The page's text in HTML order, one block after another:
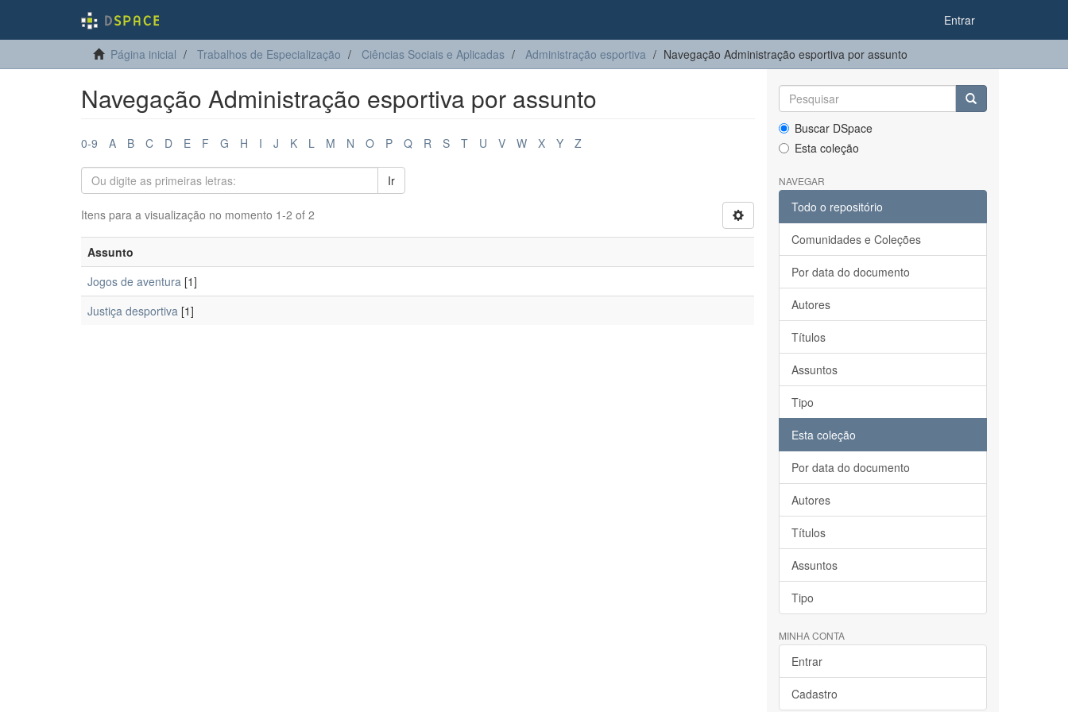
Entrar
Página inicial Trabalhos de Especialização Ciências Sociais e Aplicadas Administração esportiva Navegação Administração esportiva por assunto
Navegação Administração esportiva por assunto
0-9 A B C D E F G H I J K L M N O P Q R S T U V W X Y Z
Ir
Itens para a visualização no momento 1-2 of 2
Assunto
Jogos de aventura [1]
Justiça desportiva [1]
Buscar DSpace
Esta coleção
NAVEGAR
Todo o repositório
Comunidades e Coleções
Por data do documento
Autores
Títulos
Assuntos
Tipo
Esta coleção
Por data do documento
Autores
Títulos
Assuntos
Tipo
MINHA CONTA
Entrar
Cadastro